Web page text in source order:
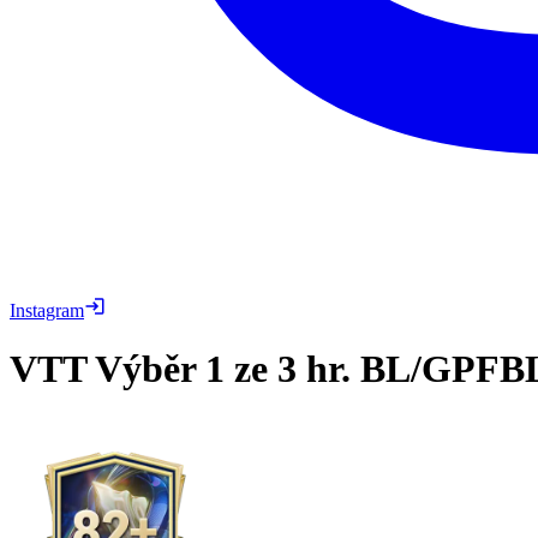
Instagram
VTTVýběr 1 ze 3 hr. BL/